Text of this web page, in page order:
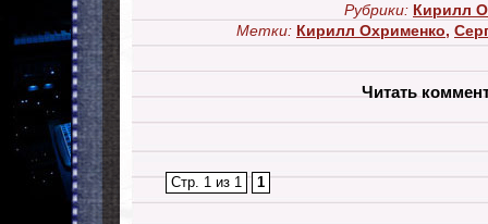
Рубрики: Кирилл
Метки: Кирилл Охрименко,
Читать
Стр. 1 из 1 1